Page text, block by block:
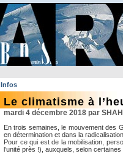
Infos
Le climatisme à
mardi 4 décembre 2018 par
En trois semaines, le mouvement des
en détermination et dans la
Pour ce qui est de la mobilisation,
l’unité près !), auxquels, selon